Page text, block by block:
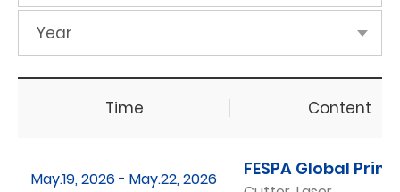
Year
Time Content
May.19, 2026 - May.22, 2026 FESPA Global Print